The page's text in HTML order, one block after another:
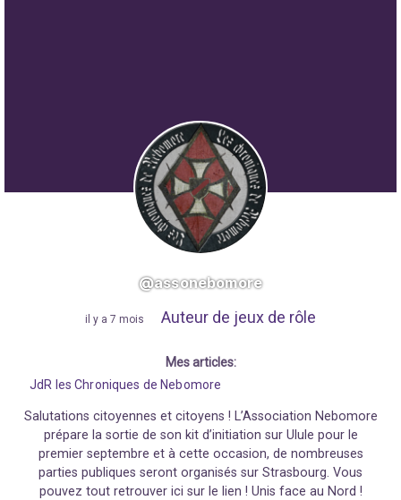
@assonebomore
il y a 7 mois Auteur de jeux de rôle
Mes articles:
JdR les Chroniques de Nebomore
Salutations citoyennes et citoyens ! L’Association Nebomore
prépare la sortie de son kit d’initiation sur Ulule pour le
premier septembre et à cette occasion, de nombreuses
parties publiques seront organisés sur Strasbourg. Vous
pouvez tout retrouver ici sur le lien ! Unis face au Nord !